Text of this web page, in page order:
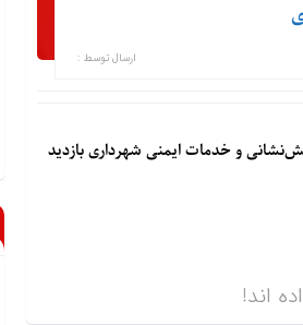
ارسال توسط :
و خدمات ایمنی شهرداری بازدید
اند!